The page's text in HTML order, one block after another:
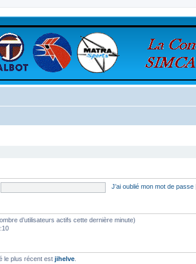
J’ai oublié mon mot de passe
d’utilisateurs actifs cette dernière minute)
le plus récent est jihelve